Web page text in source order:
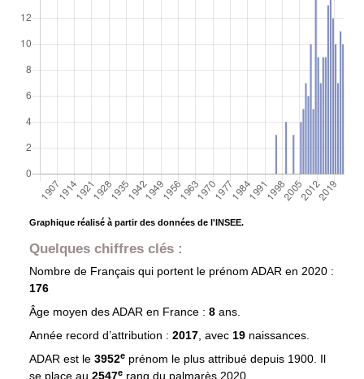
Graphique réalisé à partir des données de l'INSEE.
Quelques chiffres clés :
Nombre de Français qui portent le prénom ADAR en 2020 :
176
Âge moyen desADARen France : 8 ans.
Année record d’attribution : 2017, avec 19 naissances.
ADAR est le 3952eprénom le plus attribué depuis 1900. Il
se place au 2547e rang du palmarès 2020.